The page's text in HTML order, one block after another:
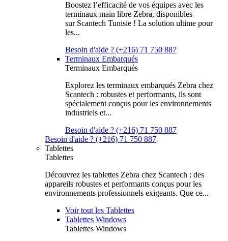
Boostez l’efficacité de vos équipes avec les
terminaux main libre Zebra, disponibles
sur Scantech Tunisie ! La solution ultime pour
les...
Besoin d'aide ? (+216) 71 750 887
Terminaux Embarqués
Terminaux Embarqués
Explorez les terminaux embarqués Zebra chez
Scantech : robustes et performants, ils sont
spécialement conçus pour les environnements
industriels et...
Besoin d'aide ? (+216) 71 750 887
Besoin d'aide ? (+216) 71 750 887
Tablettes
Tablettes
Découvrez les tablettes Zebra chez Scantech : des
appareils robustes et performants conçus pour les
environnements professionnels exigeants. Que ce...
Voir tout les Tablettes
Tablettes Windows
Tablettes Windows